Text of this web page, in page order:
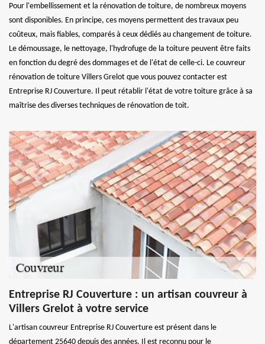
Pour l'embellissement et la rénovation de toiture, de nombreux moyens
sont disponibles. En principe, ces moyens permettent des travaux peu
coûteux, mais fiables, comparés à ceux dédiés au changement de toiture.
Le démoussage, le nettoyage, l'hydrofuge de la toiture peuvent être faits
en fonction du degré des dommages et de l'état de celle-ci. Le couvreur
rénovation de toiture Villers Grelot que vous pouvez contacter est
Entreprise RJ Couverture. Il peut rétablir l'état de votre toiture grâce à sa
maîtrise des diverses techniques de rénovation de toit.
Entreprise RJ Couverture : un artisan couvreur à
Villers Grelot à votre service
L'artisan couvreur Entreprise RJ Couverture est présent dans le
département 25640 depuis des années. Il est reconnu pour le